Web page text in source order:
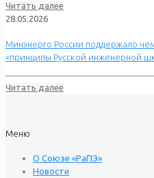
Читать далее
28.05.2026
Минэнерго России поддержало
«принципы Русской инженерной
Читать далее
Меню
О Союзе «РаПЭ»
Новости